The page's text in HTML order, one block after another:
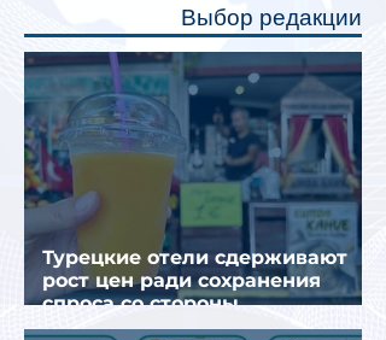
Выбор редакции
Турецкие отели сдерживают
рост цен ради сохранения
спроса со стороны
иностранных туристов